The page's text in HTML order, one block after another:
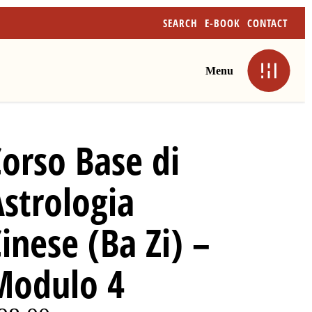
SEARCH E-BOOK CONTACT
Menu
Base di
(Ba Zi) –
4